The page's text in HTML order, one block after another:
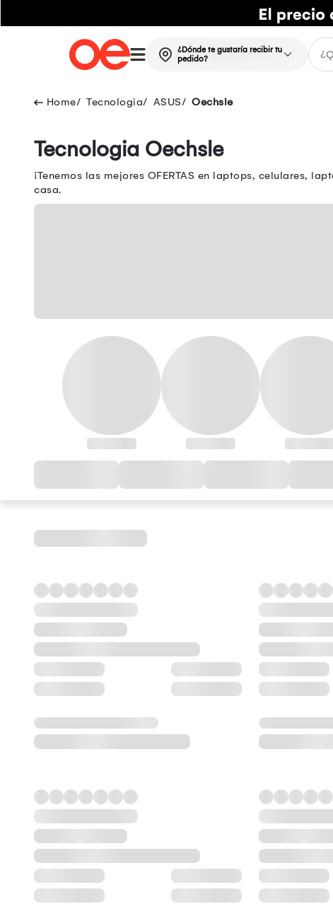
¿Dónde te gustaría recibir tu
pedido?
Tecnologia ASUS Oechsle
Tecnologia Oechsle
¡Tenemos las mejores OFERTAS en laptops, celulares,
casa.